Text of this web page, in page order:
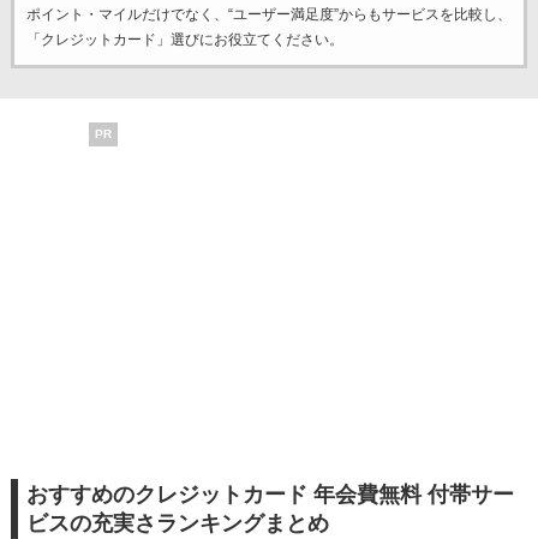
ポイント・マイルだけでなく、“ユーザー満足度”からもサービスを比較し、
「クレジットカード」選びにお役立てください。
PR
おすすめのクレジットカード 年会費無料 付帯サー
ビスの充実さランキングまとめ